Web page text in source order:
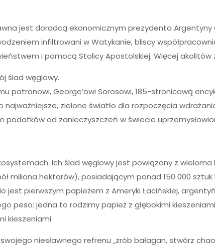
jest doradcą ekonomicznym prezydenta Argentyny
infiltrowani w Watykanie, bliscy
i pomocą Stolicy Apostolskiej. Więcej akolitów
ślad węglowy.
patronowi, George’owi Sorosowi, 185-stronicową
zielone światło dla rozpoczęcia
od zanieczyszczeń w świecie
Ich ślad węglowy jest powiązany z
miliona hektarów), posiadającym ponad 150 000
pierwszym papieżem z Ameryki Łacińskiej,
peso: jedna to rodzimy papież z głębokimi
kieszeniami.
niesławnego refrenu „zrób bałagan, stwórz